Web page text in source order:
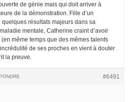
de génie mais qui doit arriver à
de la démonstration. Fille d’un
résultats majeurs dans sa
mentale, Catherine craint d’avoir
même temps que des mêmes talents
de ses proches en vient à douter
la preuve.
#6491